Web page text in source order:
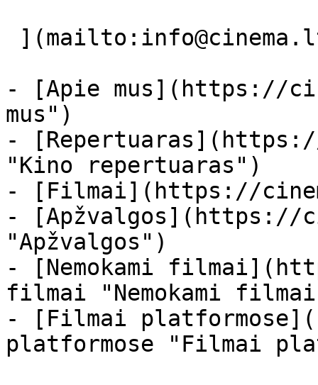
- [Apie mus](https://
mus")
-
"Kino repertuaras")
- [Filmai](https://
- [Apžvalgos](https://
"Apžvalgos")
- [Nemokami
filmai "Nemokami
- [Filmai
platformose "Filmai